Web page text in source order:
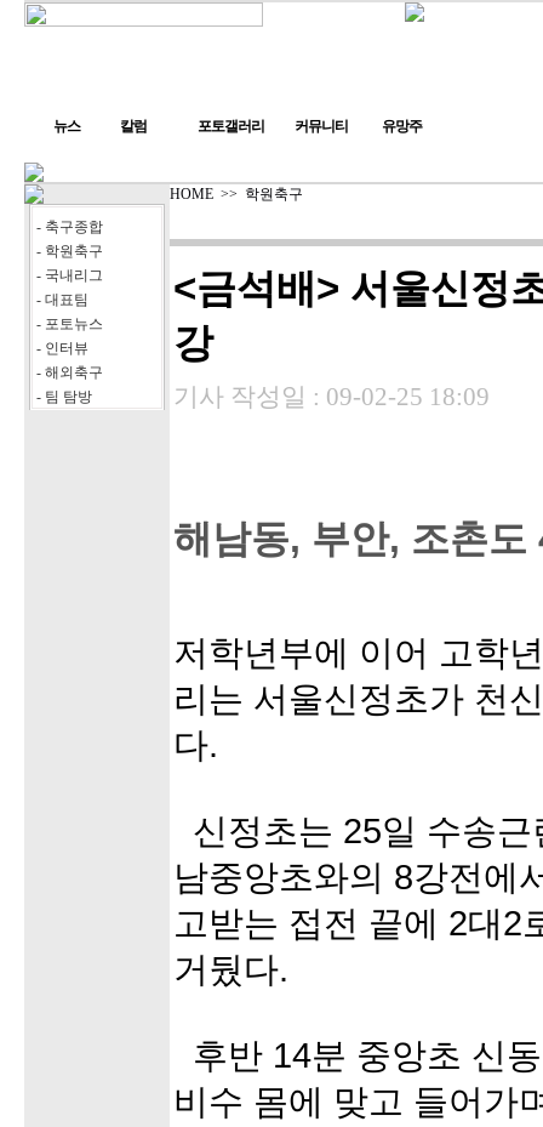
뉴스 칼럼 포토갤러리 커뮤니티 유망주
- 축구종합
- 학원축구
- 국내리그
- 대표팀
- 포토뉴스
- 인터뷰
- 해외축구
- 팀 탐방
HOME >> 학원축구
<금석배> 서울신정
강
기사 작성일 : 09-02-25 18:09
해남동, 부안, 조촌도
저학년부에 이어 고학
리는 서울신정초가 천
다.
신정초는 25일 수송
남중앙초와의 8강전에
고받는 접전 끝에 2대2
거뒀다.
후반 14분 중앙초 신
비수 몸에 맞고 들어가